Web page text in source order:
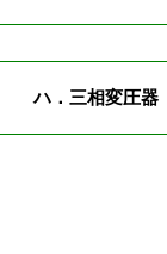
ハ．三相変圧器